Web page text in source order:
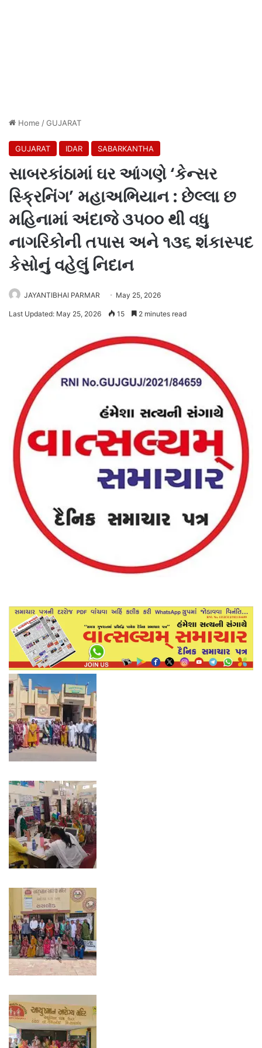
Home /GUJARAT
GUJARAT IDAR SABARKANTHA
સાબરકાંઠામાં ઘર આંગણે ‘કેન્સર
સ્ક્રિનિંગ’ મહાઅભિયાન : છેલ્લા છ
મહિનામાં અંદાજે ૩૫૦૦ થી વધુ
નાગરિકોની તપાસ અને ૧૩૬ શંકાસ્પદ
કેસોનું વહેલું નિદાન
JAYANTIBHAI PARMAR May 25, 2026
Last Updated: May 25, 2026 15 2 minutes read